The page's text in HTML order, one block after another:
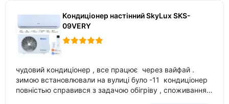
Кондиціонер настінний SkyLux SKS-
09VERY
чудовий кондиціонер , все працює через вайфай .
зимою встановлювали на вулиці було -11 кондиціонер
повністью справився з задачою обігріву , споживання